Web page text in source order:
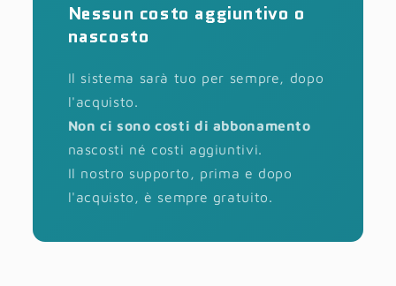
Nessun costo aggiuntivo o
nascosto
Il sistema sarà tuo per sempre, dopo
l'acquisto.
Non ci sono costi di abbonamento
nascosti né costi aggiuntivi.
Il nostro supporto, prima e dopo
l'acquisto, è sempre gratuito.